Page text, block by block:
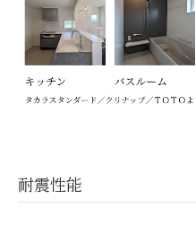
耐震性能